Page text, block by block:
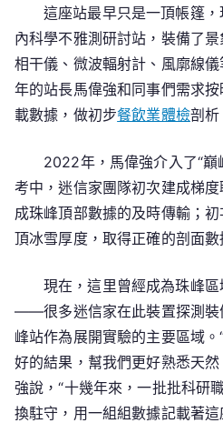
這座站最早只是一頂帳篷
內科學不雅測研討站，裝備了
相干儀、微波輻射計、風廓線
年的站長馬偉強和同事們需求
載數據，做初步餐飲業體檢剖析
2022年，馬偉強介入了“巔
考中，迷信家團隊初次建成梯
成珠峰頂部數據的及時傳輸；
頂冰雪厚度，取得正確的剖面數
現在，這里曾經成為珠峰
——很多迷信家在此裝置探測裝
峰站作為展開實驗的主要區域
好的結果，幫我們更好熟悉天
強說，“十幾年來，一批批科研
換駐守，用一組組數據記載著